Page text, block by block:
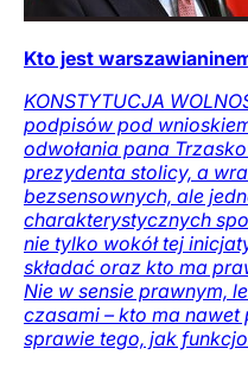
Kto jest
KONSTYTUCJA
podpisów pod
odwołania pana
prezydenta stolicy, a
bezsensownych, ale
charakterystycznych
nie tylko wokół tej
składać oraz kto ma
Nie w sensie prawnym,
czasami – kto ma
sprawie tego, jak